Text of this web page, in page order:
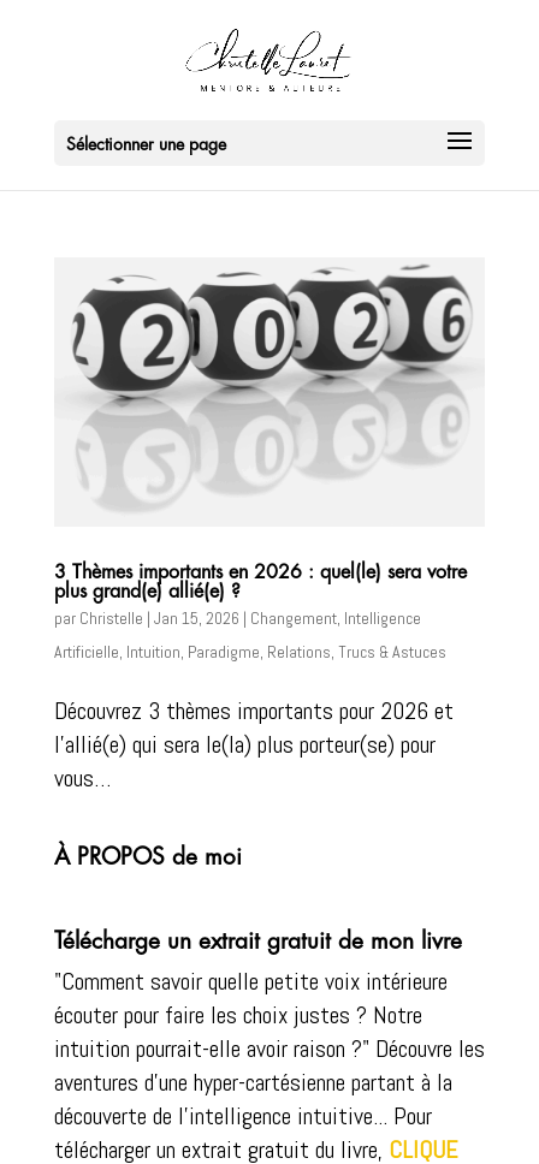
Sélectionner une page
3 Thèmes importants en 2026 : quel(le) sera votre
plus grand(e) allié(e) ?
par Christelle | Jan 15, 2026 | Changement, Intelligence
Artificielle, Intuition, Paradigme, Relations, Trucs & Astuces
Découvrez 3 thèmes importants pour 2026 et
l’allié(e) qui sera le(la) plus porteur(se) pour
vous…
À PROPOS de moi
Télécharge un extrait gratuit de mon livre
"Comment savoir quelle petite voix intérieure
écouter pour faire les choix justes ? Notre
intuition pourrait-elle avoir raison ?" Découvre les
aventures d'une hyper-cartésienne partant à la
découverte de l'intelligence intuitive... Pour
télécharger un extrait gratuit du livre, CLIQUE